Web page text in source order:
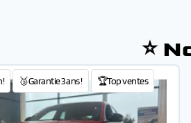
⭐
🥉Garantie 3 ans ! 🏆Top ventes